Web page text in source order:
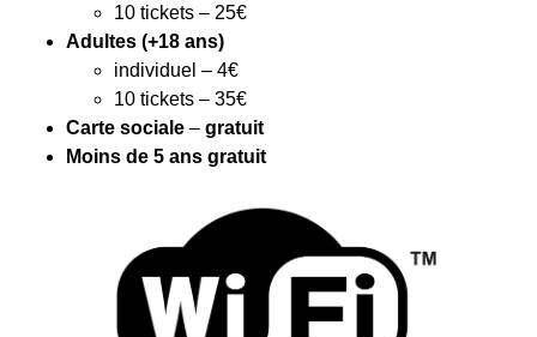
10 tickets – 25€
Adultes (+18 ans)
individuel – 4€
10 tickets – 35€
Carte sociale – gratuit
Moins de 5 ans gratuit